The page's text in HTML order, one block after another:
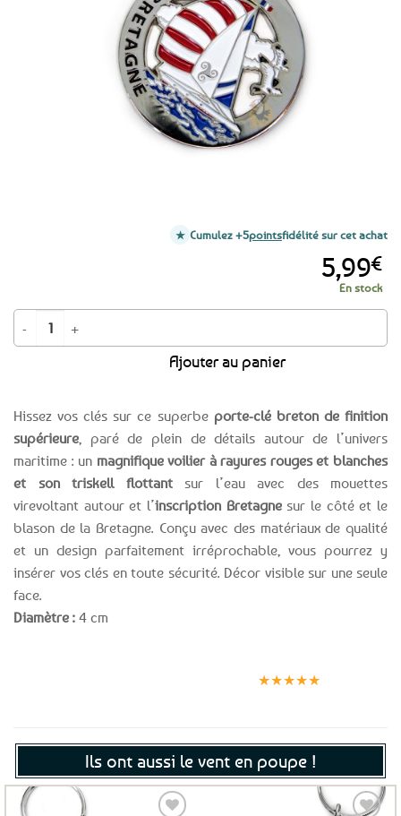
Hissez vos clés sur ce superbe porte-clé breton de finition
supérieure, paré de plein de détails autour de l’univers
maritime : un magnifique voilier à rayures rouges et blanches
et son triskell flottantsur l’eau avec des mouettes
virevoltant autour et l’inscription Bretagnesur le côté et le
blason de la Bretagne. Conçu avec des matériaux de qualité
et un design parfaitement irréprochable, vous pourrez y
insérer vos clés en toute sécurité. Décor visible sur une seule
face.
Diamètre : 4 cm
5,99€
En stock
quantité de Porte-clé Voilier Bretagne
Ajouter au panier
Cumulez +5pointsfidélité sur cet achat
★★★★★
Ils ont aussi le vent en poupe !